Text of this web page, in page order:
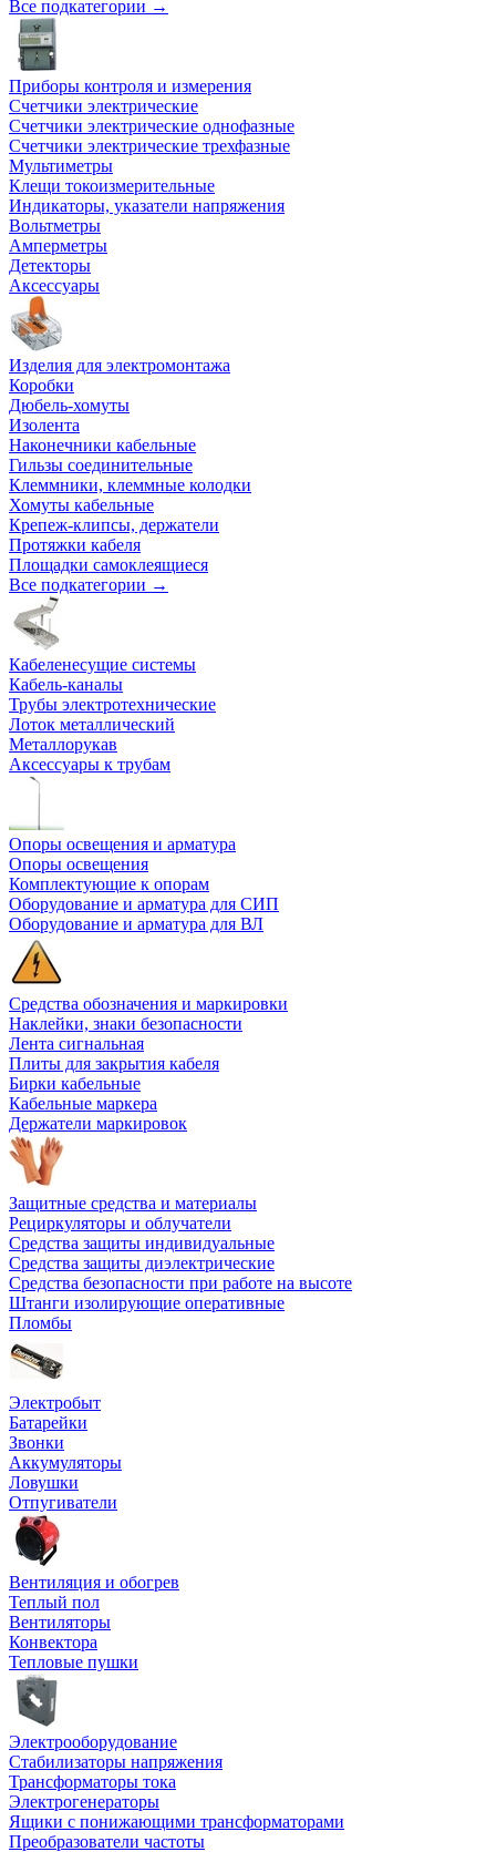
Все подкатегории →
Приборы контроля и измерения
Счетчики электрические
Счетчики электрические однофазные
Счетчики электрические трехфазные
Мультиметры
Клещи токоизмерительные
Индикаторы, указатели напряжения
Вольтметры
Амперметры
Детекторы
Аксессуары
Изделия для электромонтажа
Коробки
Дюбель-хомуты
Изолента
Наконечники кабельные
Гильзы соединительные
Клеммники, клеммные колодки
Хомуты кабельные
Крепеж-клипсы, держатели
Протяжки кабеля
Площадки самоклеящиеся
Все подкатегории →
Кабеленесущие системы
Кабель-каналы
Трубы электротехнические
Лоток металлический
Металлорукав
Аксессуары к трубам
Опоры освещения и арматура
Опоры освещения
Комплектующие к опорам
Оборудование и арматура для СИП
Оборудование и арматура для ВЛ
Средства обозначения и маркировки
Наклейки, знаки безопасности
Лента сигнальная
Плиты для закрытия кабеля
Бирки кабельные
Кабельные маркера
Держатели маркировок
Защитные средства и материалы
Рециркуляторы и облучатели
Средства защиты индивидуальные
Средства защиты диэлектрические
Средства безопасности при работе на высоте
Штанги изолирующие оперативные
Пломбы
Электробыт
Батарейки
Звонки
Аккумуляторы
Ловушки
Отпугиватели
Вентиляция и обогрев
Теплый пол
Вентиляторы
Конвектора
Тепловые пушки
Электрооборудование
Стабилизаторы напряжения
Трансформаторы тока
Электрогенераторы
Ящики с понижающими трансформаторами
Преобразователи частоты